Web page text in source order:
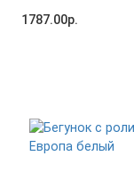
1787.00р.